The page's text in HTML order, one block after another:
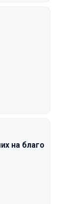
на благо